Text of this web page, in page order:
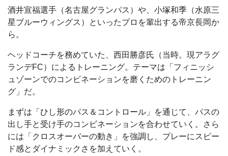
酒井宣福選手（名古屋グランパス）や、小塚和季（水原三
星ブルーウィングス）といったプロを輩出する帝京長岡か
ら。
ヘッドコーチを務めていた、西田勝彦氏（当時。現アラグ
ランデFC）によるトレーニング。テーマは「フィニッシ
ュゾーンでのコンビネーションを磨くためのトレーニン
グ」だ。
まずは「ひし形のパス＆コントロール」を通じて、パスの
出し手と受け手のコンビネーションを合わせていく。さら
には「クロスオーバーの動き」を強調し、プレーにスピー
ド感とダイナミックさを加えていく。